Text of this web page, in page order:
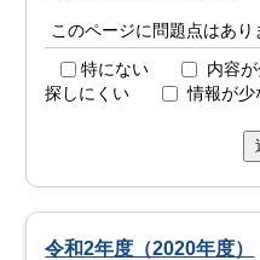
このページに問題点はあり
特にない 内容
探しにくい
情報が少
令和2年度（2020年度）